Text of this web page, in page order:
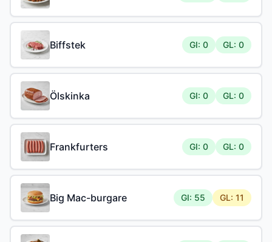
Biffstek GI: 0 GL: 0
Ölskinka GI: 0 GL: 0
Frankfurters GI: 0 GL: 0
Big Mac-burgare GI: 55 GL: 11